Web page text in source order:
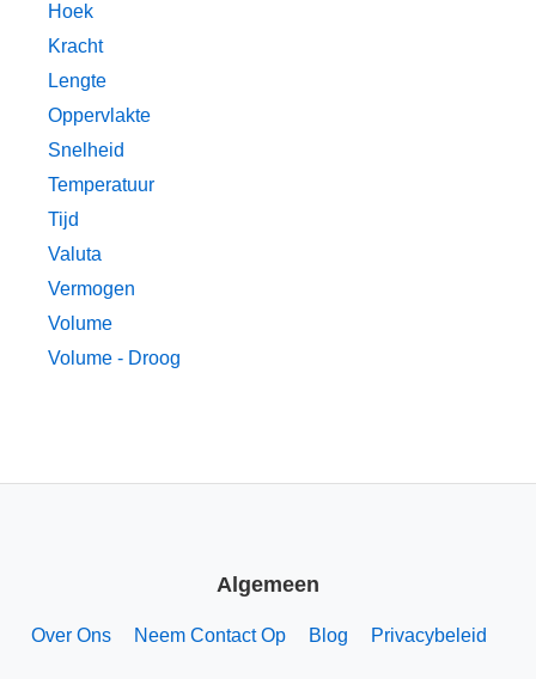
Hoek
Kracht
Lengte
Oppervlakte
Snelheid
Temperatuur
Tijd
Valuta
Vermogen
Volume
Volume - Droog
Algemeen
Over Ons Neem Contact Op Blog Privacybeleid